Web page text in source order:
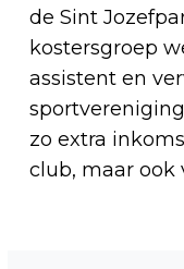
de Sint
kostersgroep
assistent en
zo extra
club, maar ook